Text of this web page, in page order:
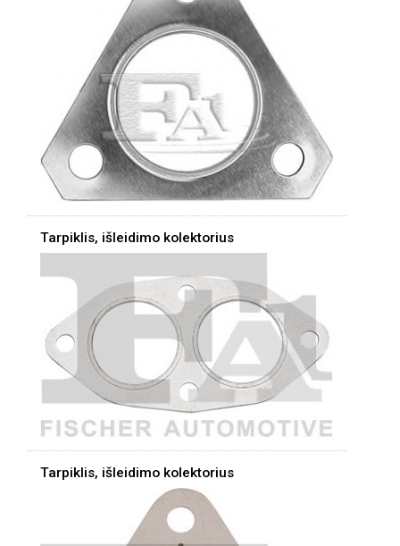
Tarpiklis, išleidimo kolektorius
Tarpiklis, išleidimo kolektorius